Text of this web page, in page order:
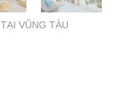
VŨNG TÀU